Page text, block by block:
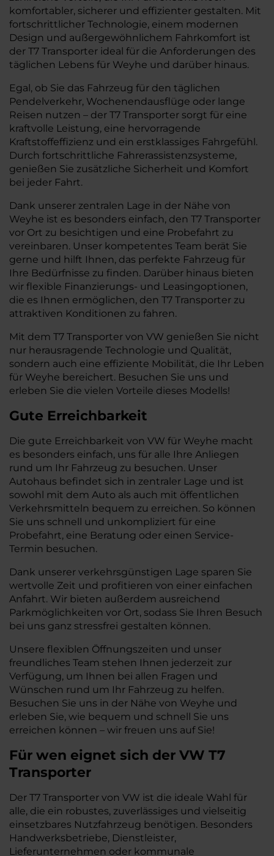
komfortabler, sicherer und effizienter gestalten. Mit
fortschrittlicher Technologie, einem modernen
Design und außergewöhnlichem Fahrkomfort ist
der T7 Transporter ideal für die Anforderungen des
täglichen Lebens für Weyhe und darüber hinaus.
Egal, ob Sie das Fahrzeug für den täglichen
Pendelverkehr, Wochenendausflüge oder lange
Reisen nutzen – der T7 Transporter sorgt für eine
kraftvolle Leistung, eine hervorragende
Kraftstoffeffizienz und ein erstklassiges Fahrgefühl.
Durch fortschrittliche Fahrerassistenzsysteme,
genießen Sie zusätzliche Sicherheit und Komfort
bei jeder Fahrt.
Dank unserer zentralen Lage in der Nähe von
Weyhe ist es besonders einfach, den T7 Transporter
vor Ort zu besichtigen und eine Probefahrt zu
vereinbaren. Unser kompetentes Team berät Sie
gerne und hilft Ihnen, das perfekte Fahrzeug für
Ihre Bedürfnisse zu finden. Darüber hinaus bieten
wir flexible Finanzierungs- und Leasingoptionen,
die es Ihnen ermöglichen, den T7 Transporter zu
attraktiven Konditionen zu fahren.
Mit dem T7 Transporter von VW genießen Sie nicht
nur herausragende Technologie und Qualität,
sondern auch eine effiziente Mobilität, die Ihr Leben
für Weyhe bereichert. Besuchen Sie uns und
erleben Sie die vielen Vorteile dieses Modells!
Gute Erreichbarkeit
Die gute Erreichbarkeit von VW für Weyhe macht
es besonders einfach, uns für alle Ihre Anliegen
rund um Ihr Fahrzeug zu besuchen. Unser
Autohaus befindet sich in zentraler Lage und ist
sowohl mit dem Auto als auch mit öffentlichen
Verkehrsmitteln bequem zu erreichen. So können
Sie uns schnell und unkompliziert für eine
Probefahrt, eine Beratung oder einen Service-
Termin besuchen.
Dank unserer verkehrsgünstigen Lage sparen Sie
wertvolle Zeit und profitieren von einer einfachen
Anfahrt. Wir bieten außerdem ausreichend
Parkmöglichkeiten vor Ort, sodass Sie Ihren Besuch
bei uns ganz stressfrei gestalten können.
Unsere flexiblen Öffnungszeiten und unser
freundliches Team stehen Ihnen jederzeit zur
Verfügung, um Ihnen bei allen Fragen und
Wünschen rund um Ihr Fahrzeug zu helfen.
Besuchen Sie uns in der Nähe von Weyhe und
erleben Sie, wie bequem und schnell Sie uns
erreichen können – wir freuen uns auf Sie!
Für wen eignet sich der VW T7
Transporter
Der T7 Transporter von VW ist die ideale Wahl für
alle, die ein robustes, zuverlässiges und vielseitig
einsetzbares Nutzfahrzeug benötigen. Besonders
Handwerksbetriebe, Dienstleister,
Lieferunternehmen oder kommunale